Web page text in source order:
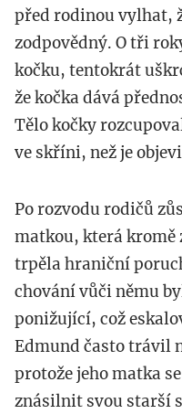
před rodinou vylhat,
zodpovědný. O tři
kočku, tentokrát
že kočka dává
Tělo kočky
ve skříni, než je
Po rozvodu rodičů
matkou, která
trpěla hraniční
chování vůči němu
ponižující, což
Edmund často trávil
protože jeho matka
znásilnit svou starší